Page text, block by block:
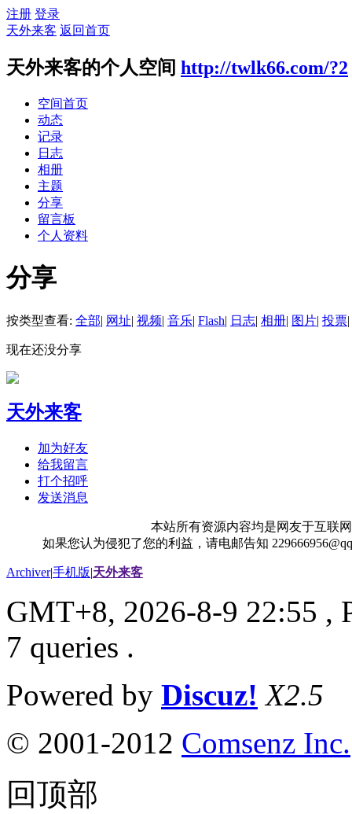
注册 登录
天外来客 返回首页
天外来客的个人空间 http://twlk66.com/?2
空间首页
动态
记录
日志
相册
主题
分享
留言板
个人资料
分享
按类型查看: 全部| 网址| 视频| 音乐| Flash| 日志| 相册| 图片| 投票|
现在还没分享
天外来客
加为好友
给我留言
打个招呼
发送消息
本站所有资源内容均是网友于互联
如果您认为侵犯了您的利益，请电邮告知
Archiver|手机版|天外来客
GMT+8, 2026-8-9 22:55 ,
7 queries .
Powered by Discuz! X2.5
© 2001-2012 Comsenz Inc.
回顶部